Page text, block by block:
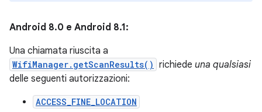
Android 8.0 e Android 8.1:
Una chiamata riuscita a
WifiManager.getScanResults() richiede una qualsiasi
delle seguenti autorizzazioni:
ACCESS_FINE_LOCATION